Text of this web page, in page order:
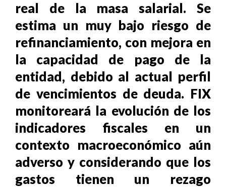
real de la masa salarial. Se
estima un muy bajo riesgo de
refinanciamiento, con mejora en
la capacidad de pago de la
entidad, debido al actual perfil
de vencimientos de deuda. FIX
monitoreará la evolución de los
indicadores fiscales en un
contexto macroeconómico aún
adverso y considerando que los
gastos tienen un rezago